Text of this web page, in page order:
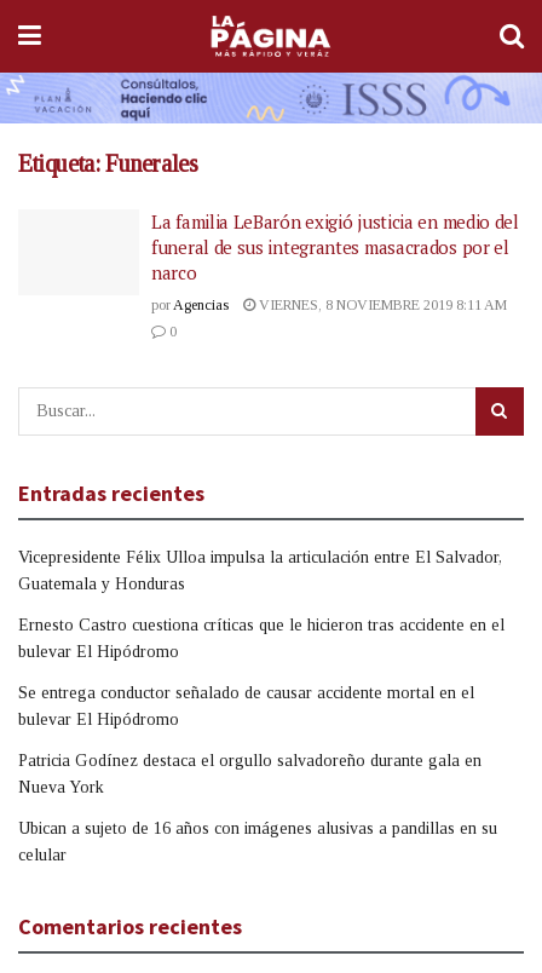
Etiqueta:Funerales
La familia LeBarón exigió justicia en medio del
funeral de sus integrantes masacrados por el
narco
por Agencias
VIERNES, 8 NOVIEMBRE 2019 8:11 AM
0
Entradas recientes
Vicepresidente Félix Ulloa impulsa la articulación entre El Salvador,
Guatemala y Honduras
Ernesto Castro cuestiona críticas que le hicieron tras accidente en el
bulevar El Hipódromo
Se entrega conductor señalado de causar accidente mortal en el
bulevar El Hipódromo
Patricia Godínez destaca el orgullo salvadoreño durante gala en
Nueva York
Ubican a sujeto de 16 años con imágenes alusivas a pandillas en su
celular
Comentarios recientes